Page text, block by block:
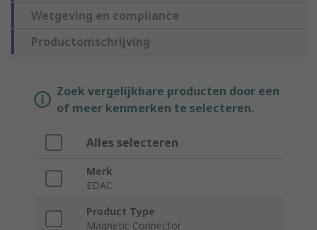
Wetgeving en compliance
Productomschrijving
Zoek vergelijkbare producten door een
of meer kenmerken te selecteren.
Alles selecteren
Merk
EDAC
Product Type
Magnetic Connector